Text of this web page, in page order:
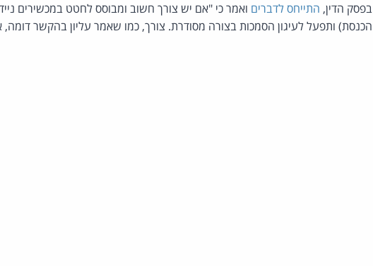
בפסק הדין, התייחס לדברים ואמר כי "אם יש צורך חשוב ומבוסס לחטט במכשירים
הכנסת) ותפעל לעיגון הסמכות בצורה מסודרת. צורך, כמו שאמר עליון בהקשר דומה,